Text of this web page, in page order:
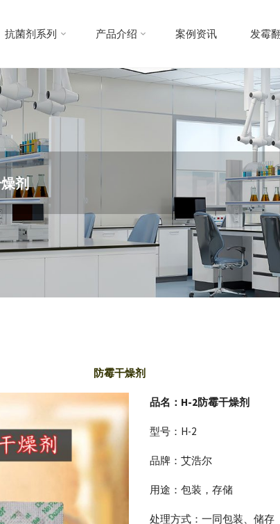
抗菌剂系列 产品介绍 案例资讯 发霉
剂
防霉干燥剂
品名：H-2防霉干燥剂
型号：H-2
品牌：艾浩尔
用途：包装，存储
处理方式：一同包装、储存